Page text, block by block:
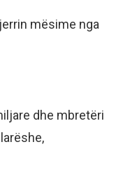
mësime nga
dhe mbretëri